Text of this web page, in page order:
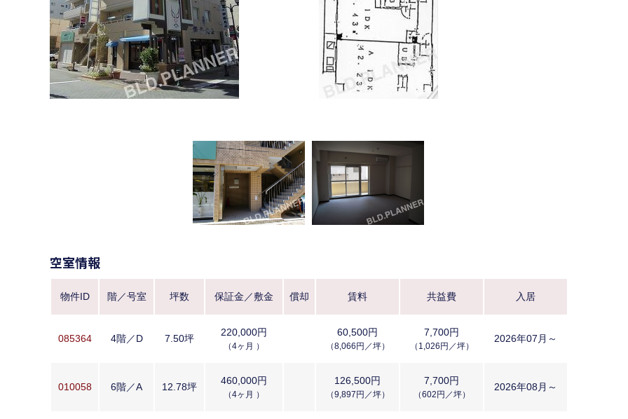
空室情報
物件ID 階／号室 坪数 保証金／敷金 償却 賃料 共益費 入居
085364 4階／D 7.50坪
220,000円
（4ヶ月 ）
60,500円
（8,066円／坪）
7,700円
（1,026円／坪）
2026年07月～
010058 6階／A 12.78坪
460,000円
（4ヶ月 ）
126,500円
（9,897円／坪）
7,700円
（602円／坪）
2026年08月～